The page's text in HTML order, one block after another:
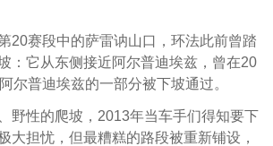
20赛段中的萨雷讷山口，环法此前曾踏
：它从东侧接近阿尔普迪埃兹，曾在20
尔普迪埃兹的一部分被下坡通过。
野性的爬坡，2013年当车手们得知要下
大担忧，但最糟糕的路段被重新铺设，